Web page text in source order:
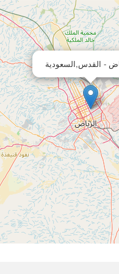
- القدس,السعودية